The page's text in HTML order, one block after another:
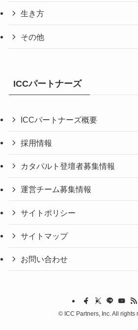
生き方
その他
ICCパートナーズ
ICCパートナーズ概要
採用情報
カタパルト登壇者募集情報
運営チーム募集情報
サイトポリシー
サイトマップ
お問い合わせ
© ICC Partners, Inc. All rights